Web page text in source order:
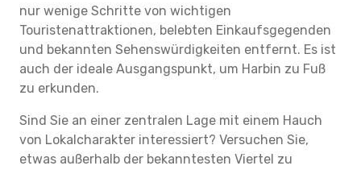
nur wenige Schritte von wichtigen
Touristenattraktionen, belebten Einkaufsgegenden
und bekannten Sehenswürdigkeiten entfernt. Es ist
auch der ideale Ausgangspunkt, um Harbin zu Fuß
zu erkunden.
Sind Sie an einer zentralen Lage mit einem Hauch
von Lokalcharakter interessiert? Versuchen Sie,
etwas außerhalb der bekanntesten Viertel zu